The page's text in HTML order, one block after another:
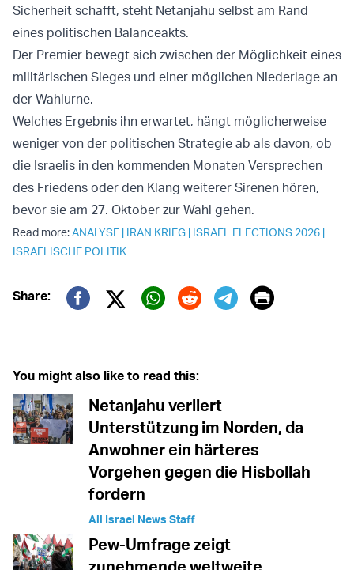
Sicherheit schafft, steht Netanjahu selbst am Rand
eines politischen Balanceakts.
Der Premier bewegt sich zwischen der Möglichkeit eines
militärischen Sieges und einer möglichen Niederlage an
der Wahlurne.
Welches Ergebnis ihn erwartet, hängt möglicherweise
weniger von der politischen Strategie ab als davon, ob
die Israelis in den kommenden Monaten Versprechen
des Friedens oder den Klang weiterer Sirenen hören,
bevor sie am 27. Oktober zur Wahl gehen.
Read more:ANALYSE | IRAN KRIEG | ISRAEL ELECTIONS 2026 |
ISRAELISCHE POLITIK
Share:
Twitter (X)
Print
You might also like to read this:
Netanjahu verliert
Unterstützung im Norden, da
Anwohner ein härteres
Vorgehen gegen die Hisbollah
fordern
All Israel News Staff
Pew-Umfrage zeigt